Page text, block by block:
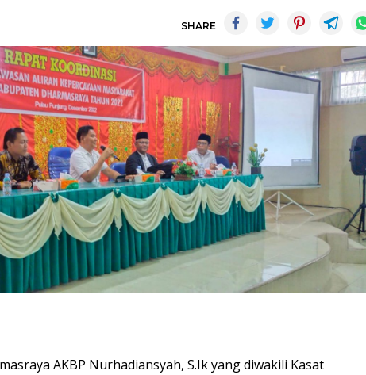
SHARE
AKBP Nurhadiansyah, S.Ik yang diwakili Kasat